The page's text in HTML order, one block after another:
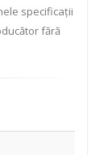
specificații
fără